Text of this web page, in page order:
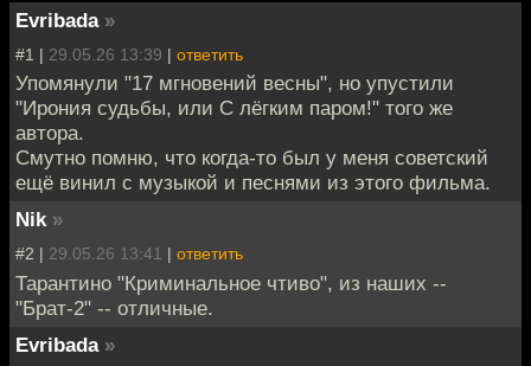
Evribada »
#1 | 29.05.26 13:39 | ответить
Упомянули "17 мгновений весны", но упустили
"Ирония судьбы, или С лёгким паром!" того же
автора.
Смутно помню, что когда-то был у меня советский
ещё винил с музыкой и песнями из этого фильма.
Nik »
#2 | 29.05.26 13:41 | ответить
Тарантино "Криминальное чтиво", из наших --
"Брат-2" -- отличные.
Evribada »